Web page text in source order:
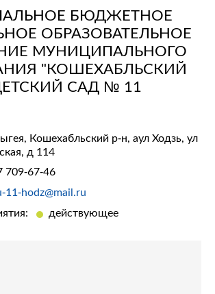
БЮДЖЕТНОЕ
ОБРАЗОВАТЕЛЬНОЕ
МУНИЦИПАЛЬНОГО
"КОШЕХАБЛЬСКИЙ
САД № 11
Кошехабльский р-н, аул Ходзь, ул
д 114
709-67-46
11-hodz@mail.ru
действующее